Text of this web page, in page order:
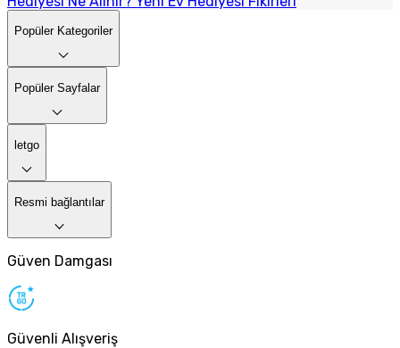
Popüler Kategoriler
Popüler Sayfalar
letgo
Resmi bağlantılar
Güven Damgası
Güvenli Alışveriş